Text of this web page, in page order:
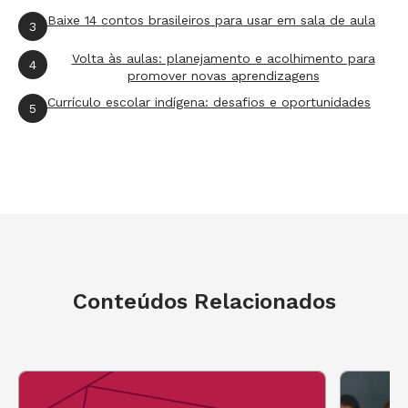
brincadeira provocativa – que também é um
convite:
2- Apresentando a música “As Caravanas”
3 Baixe 14 contos brasileiros para usar em sala de aula
4
Volta às aulas: planejamento e acolhimento para
promover novas aprendizagens
5 Currículo escolar indígena: desafios e oportunidades
Conteúdos Relacionados